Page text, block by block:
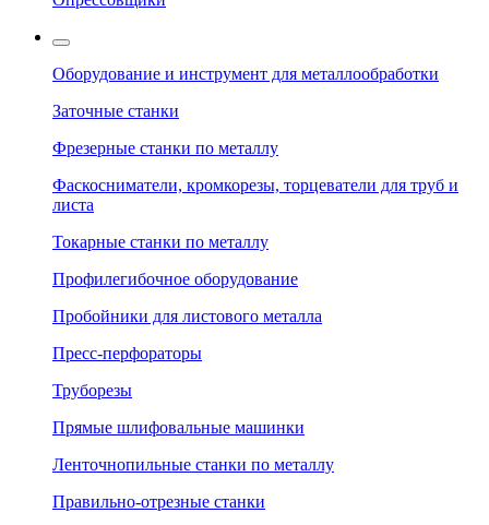
Оборудование и инструмент для металлообработки
Заточные станки
Фрезерные станки по металлу
Фаскосниматели, кромкорезы, торцеватели для труб и
листа
Токарные станки по металлу
Профилегибочное оборудование
Пробойники для листового металла
Пресс-перфораторы
Труборезы
Прямые шлифовальные машинки
Ленточнопильные станки по металлу
Правильно-отрезные станки